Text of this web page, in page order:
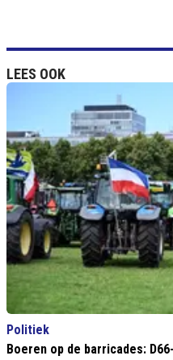
LEES OOK
Politiek
Boeren op de barricades: